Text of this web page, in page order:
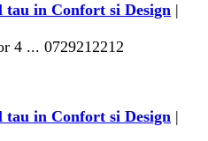
tau in Confort si Design |
4 ... 0729212212
tau in Confort si Design |